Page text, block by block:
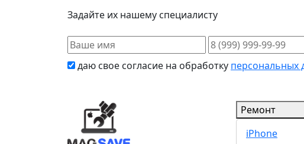
Задайте их нашему специалисту
даю свое согласие на обработку персональных
Ремонт
iPhone